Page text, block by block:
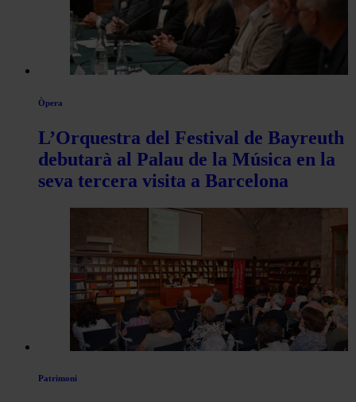
Òpera
L’Orquestra del Festival de Bayreuth
debutarà al Palau de la Música en la
seva tercera visita a Barcelona
Patrimoni